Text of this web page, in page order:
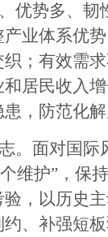
优势多、
业体系优
；有效需
居民收入
，防范化
。面对国
维护”，
，以历史
、补强短